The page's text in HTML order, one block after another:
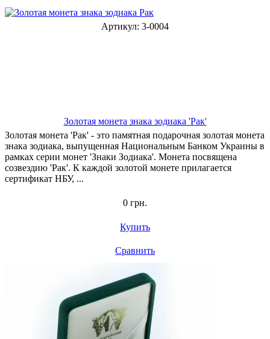
Артикул: 3-0004
Золотая монета знака зодиака 'Рак'
Золотая монета 'Рак' - это памятная подарочная золотая монета
знака зодиака, выпущенная Национальным Банком Украины в
рамках серии монет 'Знаки Зодиака'. Монета посвящена
созвездию 'Рак'. К каждой золотой монете прилагается
сертификат НБУ, ...
0 грн.
Купить
Сравнить